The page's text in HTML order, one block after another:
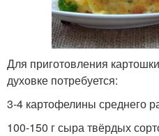
Для приготовления
духовке потребуется:
3-4 картофелины среднего
100-150 г сыра твёрдых